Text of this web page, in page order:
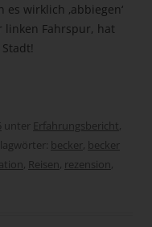
wirklich ‚abbiegen‘
Fahrspur, hat
unter Erfahrungsbericht,
becker, becker
, Reisen, rezension,